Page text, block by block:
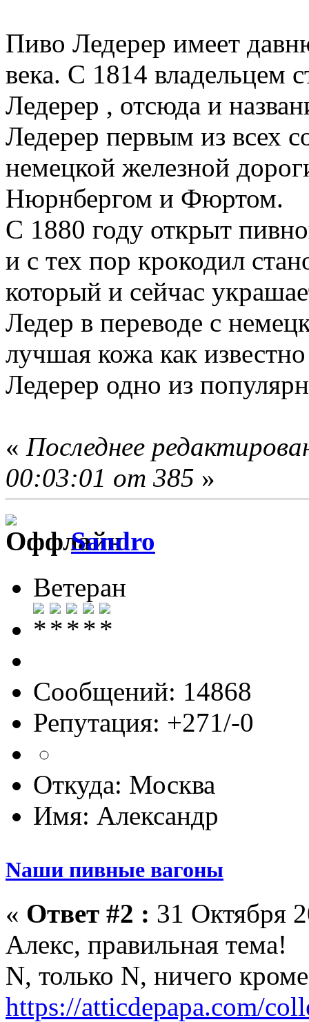
Пиво Ледерер имеет
века. С 1814 владельцем
Ледерер , отсюда и
Ледерер первым из всех
немецкой железной
Нюрнбергом и Фюртом.
С 1880 году открыт
и с тех пор крокодил
который и сейчас
Ледер в переводе с
лучшая кожа как
Ледерер одно из
« Последнее
00:03:01 от 385 »
Sandro
Ветеран
Сообщений: 14868
Репутация: +271/-0
Откуда: Москва
Имя: Александр
Nаши пивные вагоны
« Ответ #2 : 31 Октября
Алекс, правильная тема!
N, только N, ничего
https://atticdepapa.com/